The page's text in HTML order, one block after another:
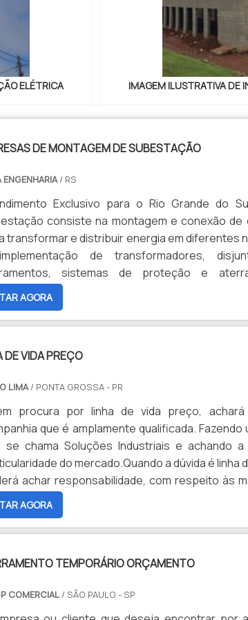
ELÉTRICA IMAGEM ILUSTRATIVA DE
DE MONTAGEM DE SUBESTAÇÃO
ENGENHARIA/ RS
Exclusivo para o Rio Grande do
consiste na montagem e conexão de
transformar e distribuir energia em diferentes
de transformadores,
sistemas de proteção e
seguro e eficiente do sistema
específicas.
AGORA
DE VIDA PREÇO
LIMA/ PONTA GROSSA - PR
procura por linha de vida preço,
que é amplamente qualificada.
se chama Soluções Industriais e achando
do mercado.Quando a dúvida é linha
achar responsabilidade, com respeito às
com intenção de trabalhos em
LINHA DE VIDA PREÇO:Se alguém buscar
da Eletro Lima. Organização conhecedora em
analítica, deve-se possuir a
e proteção, pontos importantes
AGORA
TEMPORÁRIO ORÇAMENTO
COMERCIAL/ SÃO PAULO - SP